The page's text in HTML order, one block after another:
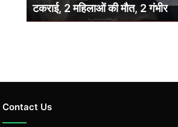
टकराई,
2
गंभीर
टकराई, 2 महिलाओं की मौत, 2 गंभीर
Contact Us